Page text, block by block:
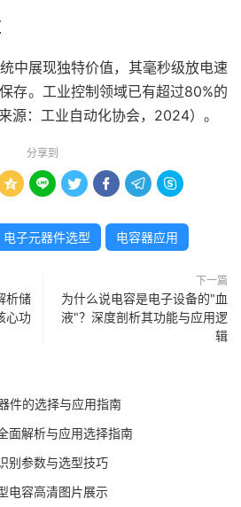
中展现独特价值，其毫秒级放电速
存。工业控制领域已有超过80%的
源：工业自动化协会，2024）。
分享到
     
电子元器件选型 电容器应用
析储
心功
下一篇
为什么说电容是电子设备的"血
液"？深度剖析其功能与应用逻
辑
件的选择与应用指南
面解析与应用选择指南
别参数与选型技巧
电容高清图片展示